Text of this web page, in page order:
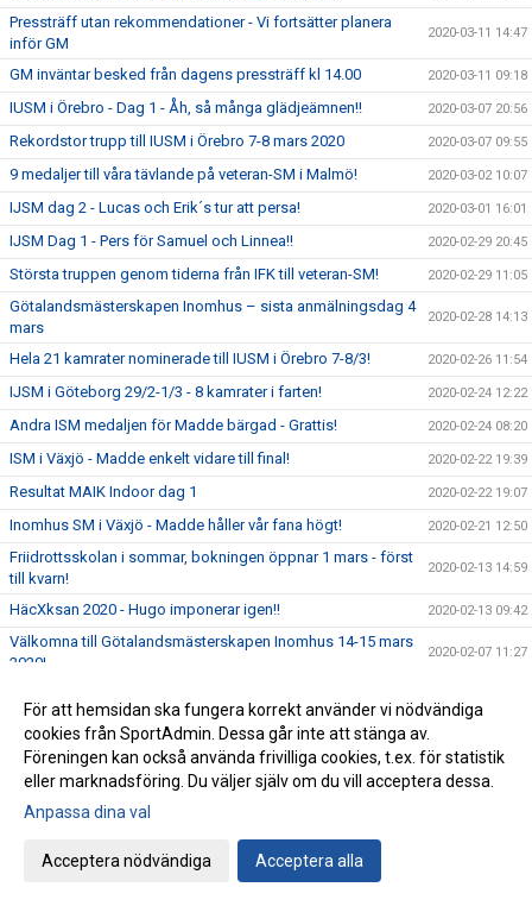
Pressträff utan rekommendationer - Vi fortsätter planera
inför GM
2020-03-11 14:47
GM inväntar besked från dagens pressträff kl 14.00 2020-03-11 09:18
IUSM i Örebro - Dag 1 - Åh, så många glädjeämnen!! 2020-03-07 20:56
Rekordstor trupp till IUSM i Örebro 7-8 mars 2020 2020-03-07 09:55
9 medaljer till våra tävlande på veteran-SM i Malmö! 2020-03-02 10:07
IJSM dag 2 - Lucas och Erik´s tur att persa! 2020-03-01 16:01
IJSM Dag 1 - Pers för Samuel och Linnea!! 2020-02-29 20:45
Största truppen genom tiderna från IFK till veteran-SM! 2020-02-29 11:05
Götalandsmästerskapen Inomhus – sista anmälningsdag 4
mars
2020-02-28 14:13
Hela 21 kamrater nominerade till IUSM i Örebro 7-8/3! 2020-02-26 11:54
IJSM i Göteborg 29/2-1/3 - 8 kamrater i farten! 2020-02-24 12:22
Andra ISM medaljen för Madde bärgad - Grattis! 2020-02-24 08:20
ISM i Växjö - Madde enkelt vidare till final! 2020-02-22 19:39
Resultat MAIK Indoor dag 1 2020-02-22 19:07
Inomhus SM i Växjö - Madde håller vår fana högt! 2020-02-21 12:50
Friidrottsskolan i sommar, bokningen öppnar 1 mars - först
till kvarn!
2020-02-13 14:59
HäcXksan 2020 - Hugo imponerar igen!! 2020-02-13 09:42
Välkomna till Götalandsmästerskapen Inomhus 14-15 mars
2020!
2020-02-07 11:27
Jaaa! Kajsa är klubbens första kvinnliga tremeterhoppare!
Decenniets första SM-guld... 2020-01-28 11:09
Viktiga datum för Årsmötet 24 mars
Lindås Athletics - Framtidens friidrottare har presenterat
Tidsprogram och PM - Lindås Athletics 2020
För att hemsidan ska fungera korrekt använder vi nödvändiga
cookies från SportAdmin. Dessa går inte att stänga av.
Föreningen kan också använda frivilliga cookies, t.ex. för statistik
eller marknadsföring. Du väljer själv om du vill acceptera dessa.
Anpassa dina val
Acceptera nödvändiga Acceptera alla